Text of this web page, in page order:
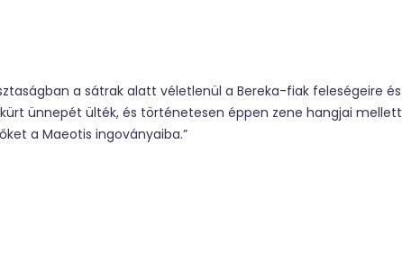
a sátrak alatt véletlenül a Bereka-fiak feleségeire és
ünnepét ülték, és történetesen éppen zene hangjai mellett
a Maeotis ingoványaiba.”